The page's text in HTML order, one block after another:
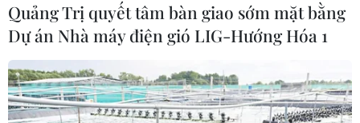
Quảng Trị quyết tâm bàn giao sớm mặt bằng
Dự án Nhà máy điện gió LIG-Hướng Hóa 1